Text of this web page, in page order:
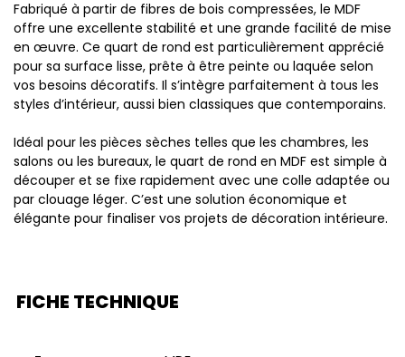
Fabriqué à partir de fibres de bois compressées, le MDF
offre une excellente stabilité et une grande facilité de mise
en œuvre. Ce quart de rond est particulièrement apprécié
pour sa surface lisse, prête à être peinte ou laquée selon
vos besoins décoratifs. Il s’intègre parfaitement à tous les
styles d’intérieur, aussi bien classiques que contemporains.
Idéal pour les pièces sèches telles que les chambres, les
salons ou les bureaux, le quart de rond en MDF est simple à
découper et se fixe rapidement avec une colle adaptée ou
par clouage léger. C’est une solution économique et
élégante pour finaliser vos projets de décoration intérieure.
FICHE TECHNIQUE